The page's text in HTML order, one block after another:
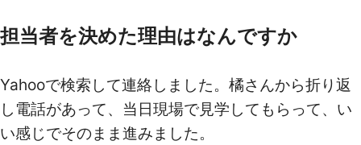
担当者を決めた理由はなんですか
Yahooで検索して連絡しました。橘さんから折り返
し電話があって、当日現場で見学してもらって、い
い感じでそのまま進みました。